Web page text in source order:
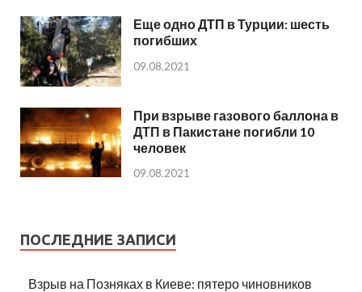
Еще одно ДТП в Турции: шесть
погибших
09.08.2021
При взрыве газового баллона в
ДТП в Пакистане погибли 10
человек
09.08.2021
ПОСЛЕДНИЕ ЗАПИСИ
Взрыв на Позняках в Киеве: пятеро чиновников